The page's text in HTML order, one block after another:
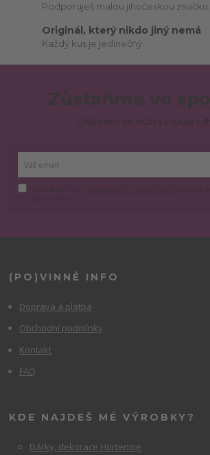
Podporuješ malou jihočeskou značku.
Originál, který nikdo jiný nemá
Každý kus je jedinečný.
(PO)VINNÉ INFO
Doprava a platba
Obchodní podmínky
Kontakt
FAQ
KDE NAJDEŠ MÉ VÝROBKY?
Dárky, dekorace Hortenzie